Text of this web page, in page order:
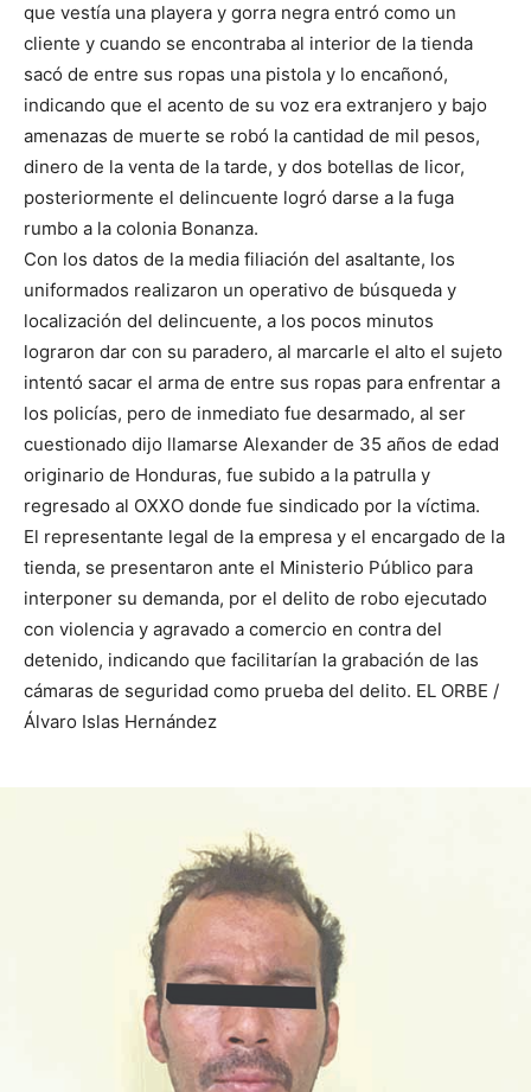
que vestía una playera y gorra negra entró como un
cliente y cuando se encontraba al interior de la tienda
sacó de entre sus ropas una pistola y lo encañonó,
indicando que el acento de su voz era extranjero y bajo
amenazas de muerte se robó la cantidad de mil pesos,
dinero de la venta de la tarde, y dos botellas de licor,
posteriormente el delincuente logró darse a la fuga
rumbo a la colonia Bonanza.
Con los datos de la media filiación del asaltante, los
uniformados realizaron un operativo de búsqueda y
localización del delincuente, a los pocos minutos
lograron dar con su paradero, al marcarle el alto el sujeto
intentó sacar el arma de entre sus ropas para enfrentar a
los policías, pero de inmediato fue desarmado, al ser
cuestionado dijo llamarse Alexander de 35 años de edad
originario de Honduras, fue subido a la patrulla y
regresado al OXXO donde fue sindicado por la víctima.
El representante legal de la empresa y el encargado de la
tienda, se presentaron ante el Ministerio Público para
interponer su demanda, por el delito de robo ejecutado
con violencia y agravado a comercio en contra del
detenido, indicando que facilitarían la grabación de las
cámaras de seguridad como prueba del delito. EL ORBE /
Álvaro Islas Hernández